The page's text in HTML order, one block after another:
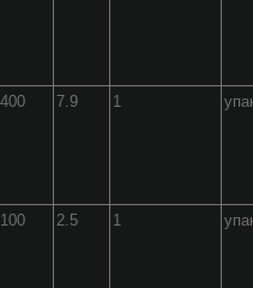
400 7.9 1
100 2.5 1